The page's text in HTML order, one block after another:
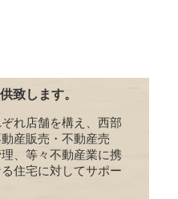
致します。
れ店舗を構え、西部
産販売・不動産売
、等々不動産業に携
住宅に対してサポー